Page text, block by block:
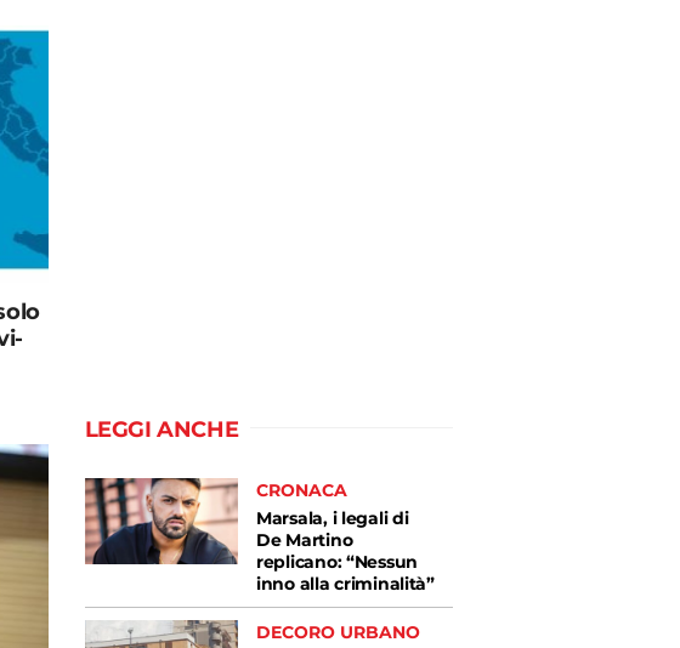
LEGGI ANCHE
CRONACA
Marsala, i legali di
De Martino
replicano: “Nessun
inno alla criminalità”
DECORO URBANO